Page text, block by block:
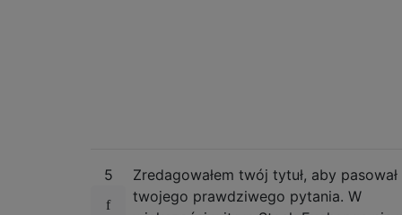
5
Zredagowałem twój tytuł, aby
twojego prawdziwego pytania. W